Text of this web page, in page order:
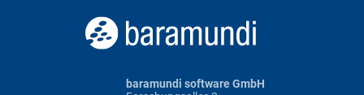
baramundi software GmbH